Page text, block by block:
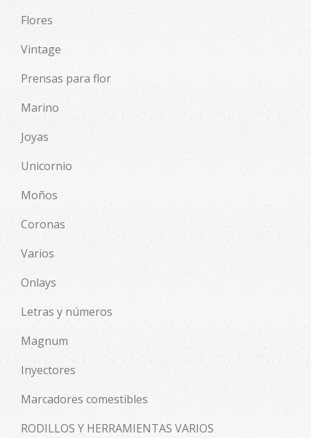
Flores
Vintage
Prensas para flor
Marino
Joyas
Unicornio
Moños
Coronas
Varios
Onlays
Letras y números
Magnum
Inyectores
Marcadores comestibles
RODILLOS Y HERRAMIENTAS VARIOS